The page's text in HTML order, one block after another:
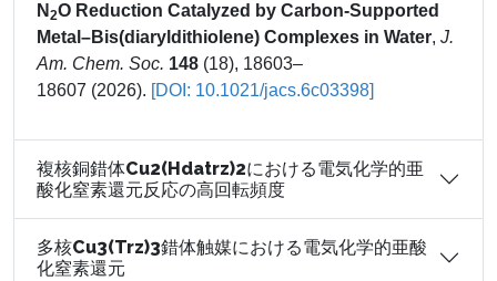
N 2O Reduction Catalyzed by Carbon-Supported
Metal–Bis(diaryldithiolene) Complexes in Water, J.
Am. Chem. Soc. 148 (18), 18603–
18607 (2026). [DOI: 10.1021/jacs.6c03398]
複核銅錯体Cu2(Hdatrz)2における電気化学的亜
酸化窒素還元反応の高回転頻度
多核Cu3(Trz)3錯体触媒における電気化学的亜酸
化窒素還元